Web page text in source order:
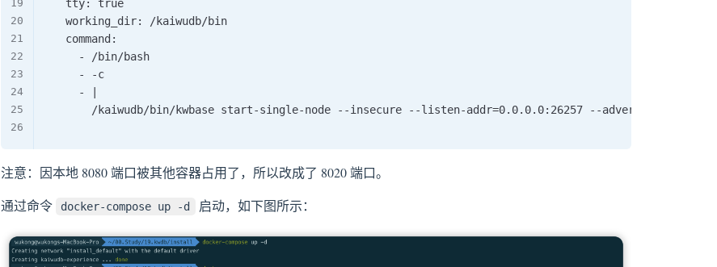
    tty: true
    working_dir: /kaiwudb/bin
    command:
      - /bin/bash
      - -c
      - |
/kaiwudb/bin/kwbase start-single-node --insecure --listen-addr=0.0.0.0:26257 --advertise-
注意：因本地 8080 端口被其他容器占用了，所以改成了 8020 端口。
通过命令
docker-compose up -d 启动，如下图所示：